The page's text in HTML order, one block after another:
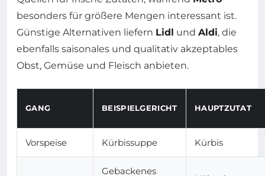
besonders für größere Mengen interessant ist.
Günstige Alternativen liefern Lidl und Aldi, die
ebenfalls saisonales und qualitativ akzeptables
Obst, Gemüse und Fleisch anbieten.
GANG BEISPIELGERICHT HAUPTZUTAT
Vorspeise Kürbissuppe Kürbis
Gebackenes